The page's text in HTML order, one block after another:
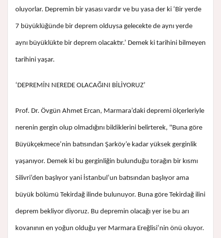
oluyorlar. Depremin bir yasası vardır ve bu yasa der ki ‘Bir yerde
7 büyüklüğünde bir deprem olduysa gelecekte de aynı yerde
aynı büyüklükte bir deprem olacaktır.’ Demek ki tarihini bilmeyen
tarihini yaşar.
‘DEPREMİN NEREDE OLACAĞINI BİLİYORUZ’
Prof. Dr. Övgün Ahmet Ercan, Marmara’daki depremi ölçerleriyle
nerenin gergin olup olmadığını bildiklerini belirterek, "Buna göre
Büyükçekmece’nin batısından Şarköy’e kadar yüksek gerginlik
yaşanıyor. Demek ki bu gerginliğin bulunduğu torağın bir kısmı
Silivri’den başlıyor yani İstanbul’un batısından başlıyor ama
büyük bölümü Tekirdağ ilinde bulunuyor. Buna göre Tekirdağ ilini
deprem bekliyor diyoruz. Bu depremin olacağı yer ise bu arı
kovanının en yoğun olduğu yer Marmara Ereğlisi’nin önü oluyor.